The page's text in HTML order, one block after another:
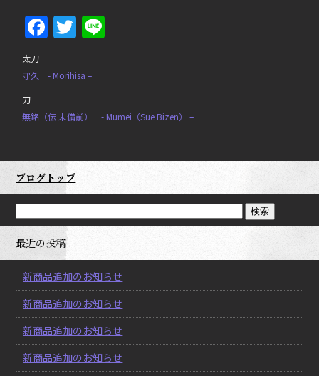
Facebook
Twitter
太刀
守久 - Morihisa –
刀
無銘（伝 末備前） - Mumei（Sue Bizen） –
ブログトップ
最近の投稿
新商品追加のお知らせ
新商品追加のお知らせ
新商品追加のお知らせ
新商品追加のお知らせ